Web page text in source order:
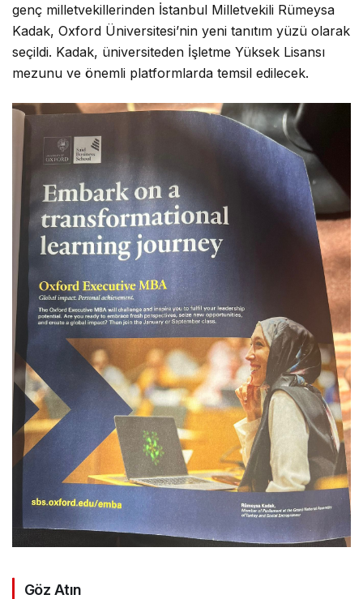
genç milletvekillerinden İstanbul Milletvekili Rümeysa
Kadak, Oxford Üniversitesi’nin yeni tanıtım yüzü olarak
seçildi. Kadak, üniversiteden İşletme Yüksek Lisansı
mezunu ve önemli platformlarda temsil edilecek.
Göz Atın